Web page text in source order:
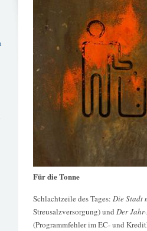
Für die Tonne
Schlachtzeile des Tages: Die Stadt
Streusalzversorgung) und Der
(Programmfehler im EC- und